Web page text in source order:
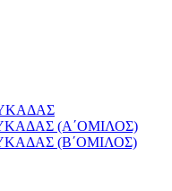
(Α΄ΟΜΙΛΟΣ)
(Β΄ΟΜΙΛΟΣ)